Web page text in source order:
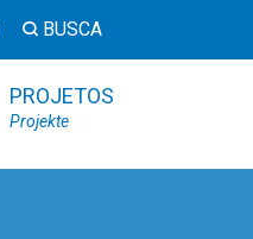
BUSCA
PROJETOS
Projekte